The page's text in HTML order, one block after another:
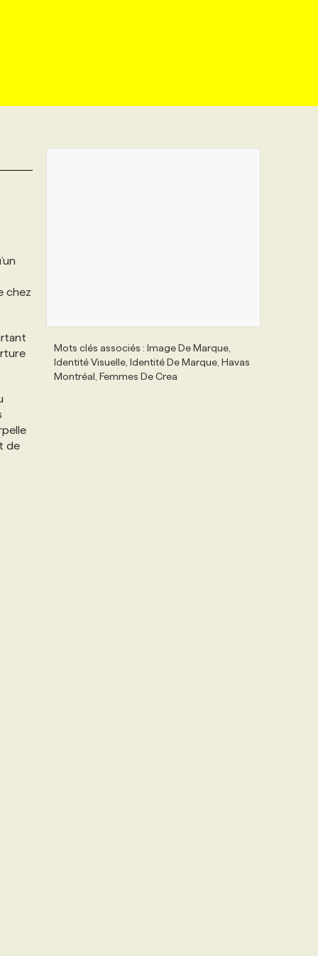
chez
de
Mots clés associés : Image De Marque,
Identité Visuelle, Identité De Marque, Havas
Montréal, Femmes De Crea